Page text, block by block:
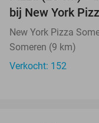
bij New York
New York Pizza
Someren (9 km)
Verkocht: 152